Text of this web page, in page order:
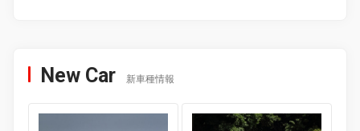
New Car 新車種情報